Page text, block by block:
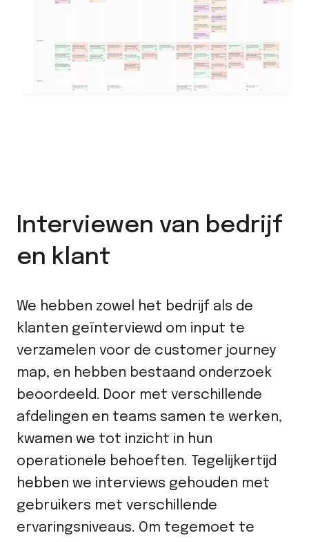
Interviewen van bedrijf
en klant
We hebben zowel het bedrijf als de
klanten geïnterviewd om input te
verzamelen voor de customer journey
map, en hebben bestaand onderzoek
beoordeeld. Door met verschillende
afdelingen en teams samen te werken,
kwamen we tot inzicht in hun
operationele behoeften. Tegelijkertijd
hebben we interviews gehouden met
gebruikers met verschillende
ervaringsniveaus. Om tegemoet te